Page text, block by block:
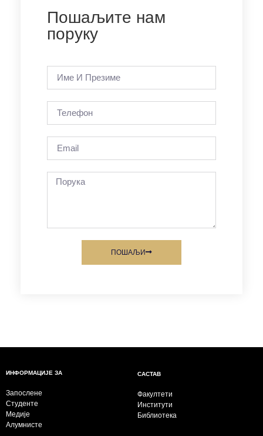
Пошаљите нам
поруку
ПОШАЉИ
ИНФОРМАЦИЈЕ ЗА
Запослене
Студенте
Медије
Алумнисте
САСТАВ
Факултети
Институти
Библиотека